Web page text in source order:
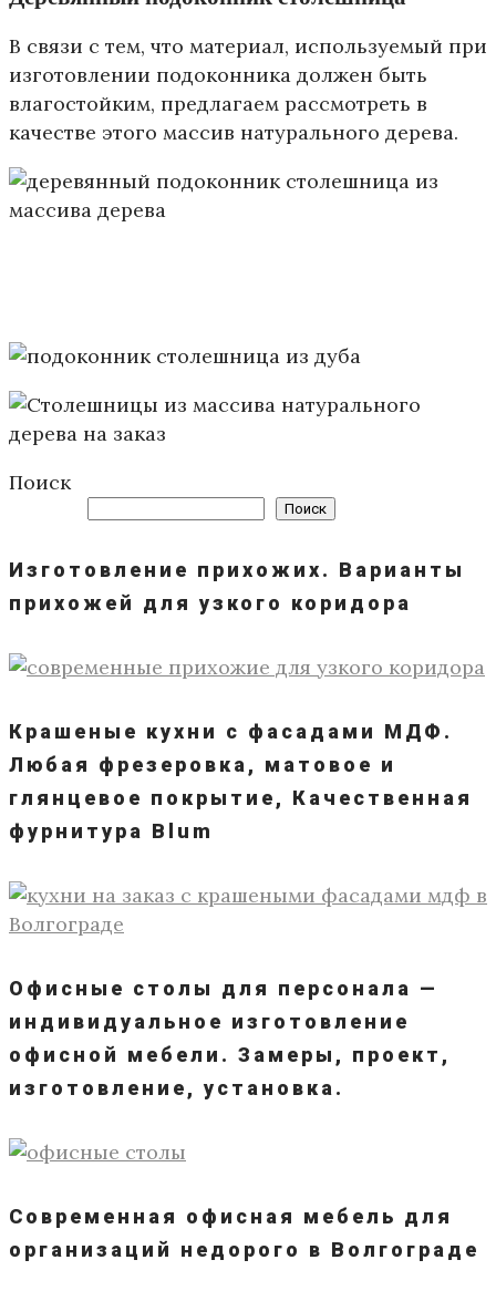
В связи с тем, что материал, используемый при
изготовлении подоконника должен быть
влагостойким, предлагаем рассмотреть в
качестве этого массив натурального дерева.
Поиск
Поиск
Изготовление прихожих. Варианты
прихожей для узкого коридора
Крашеные кухни с фасадами МДФ.
Любая фрезеровка, матовое и
глянцевое покрытие, Качественная
фурнитура Blum
Офисные столы для персонала —
индивидуальное изготовление
офисной мебели. Замеры, проект,
изготовление, установка.
Современная офисная мебель для
организаций недорого в Волгограде